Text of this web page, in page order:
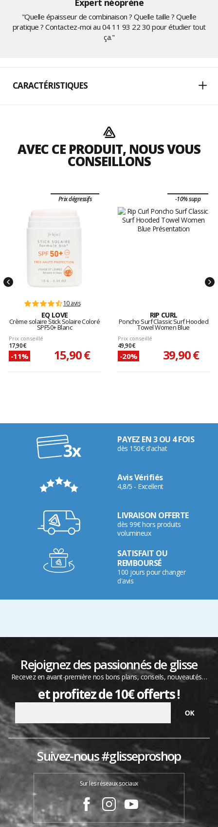
Expert néoprène
"Quelle épaisseur de combinaison ? Quelle taille ? Quelle
pratique ? Contactez-moi au 04 11 93 22 30 pour étudier tout
ça."
CARACTÉRISTIQUES
AVEC CE PRODUIT, NOUS VOUS
CONSEILLONS
Prix dégressifs
10 avis
EQ LOVE
Crème solaire Stick Solaire Coloré
SPF50+ Blanc
Prix conseillé
17,90 €
-11% 15,90 €
-10% supp
RIP CURL
Poncho Surf Classic Surf Hooded
Towel Women Blue
Prix conseillé
49,90 €
-20% 39,90 €
PAYEZ EN 3 OU 4 FOIS
dès 150€ d'achat
Avis Vérifiés
4,8/5 - Excellent
LIVRAISON OFFERTE
dès 99€ hors produits
volumineux
SATISFAIT OU
REMBOURSÉ
100 jours pour changer
d'avis
Rejoignez des passionnés de glisse
Recevez en avant-première nos bons plans, conseils, nouveautés…
et profitez de 10€ offerts !
Suivez-nous #glisseproshop
Sur les réseaux sociaux